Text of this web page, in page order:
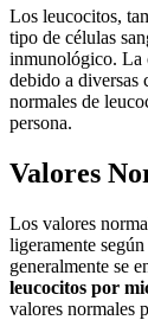
Los leucocitos,
tipo de células
inmunológico. La
debido a diversas
normales de
persona.
Valores
Los valores
ligeramente
generalmente se
leucocitos por
valores normales